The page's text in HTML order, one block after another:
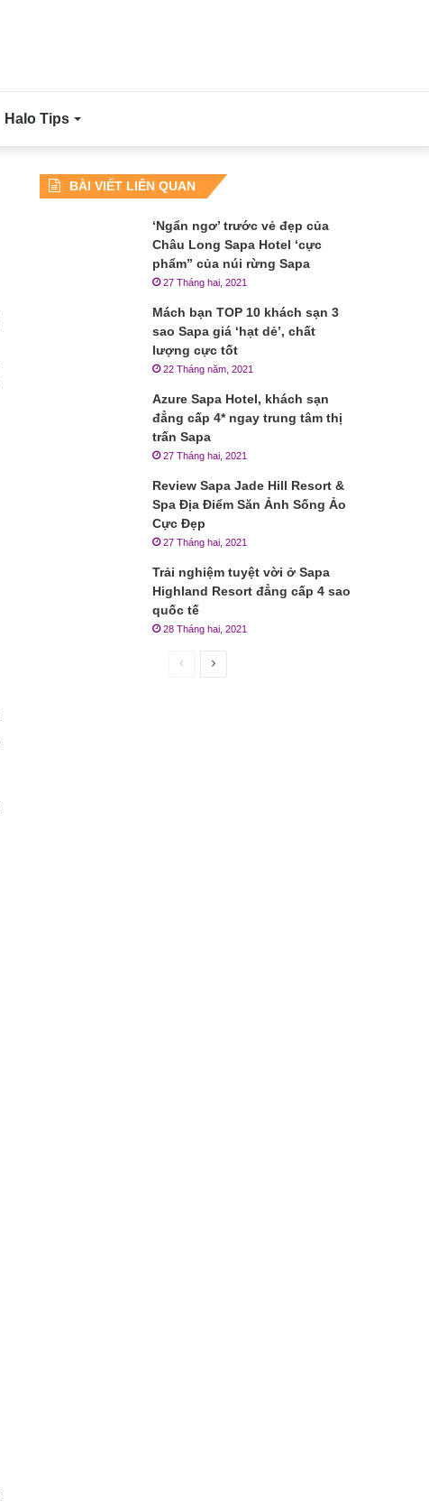
Halo Tips
BÀI VIẾT LIÊN QUAN
‘Ngẩn ngơ’ trước vẻ đẹp của
Châu Long Sapa Hotel ‘cực
phẩm” của núi rừng Sapa
27 Tháng hai, 2021
Mách bạn TOP 10 khách sạn 3
sao Sapa giá ‘hạt dẻ’, chất
lượng cực tốt
22 Tháng năm, 2021
Azure Sapa Hotel, khách sạn
đẳng cấp 4* ngay trung tâm thị
trấn Sapa
27 Tháng hai, 2021
Review Sapa Jade Hill Resort &
Spa Địa Điểm Săn Ảnh Sống Ảo
Cực Đẹp
27 Tháng hai, 2021
Trải nghiệm tuyệt vời ở Sapa
Highland Resort đẳng cấp 4 sao
quốc tế
28 Tháng hai, 2021
Trang